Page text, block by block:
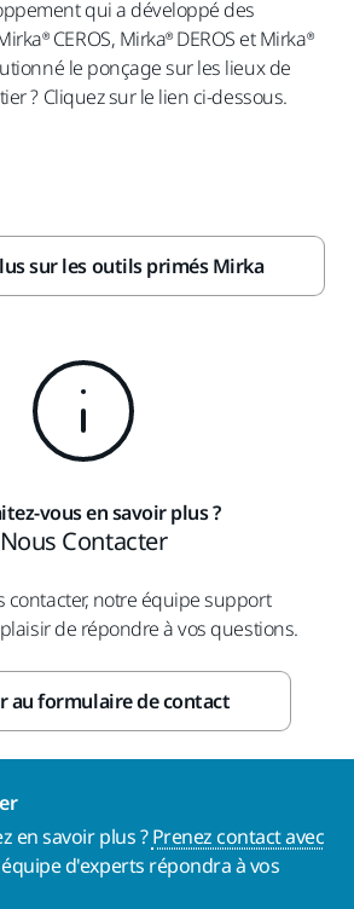
qui a développé des
CEROS, Mirka® DEROS et Mirka®
le ponçage sur les lieux de
? Cliquez sur le lien ci-dessous.
sur les outils primés Mirka
vous en savoir plus ?
Nous Contacter
contacter, notre équipe support
de répondre à vos questions.
au formulaire de contact
en savoir plus ?Prenez contact avec
d'experts répondra à vos